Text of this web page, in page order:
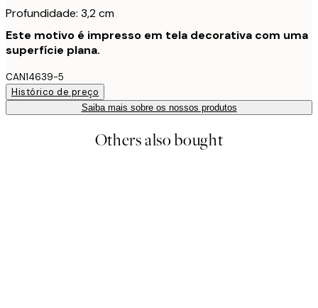
Profundidade: 3,2 cm
Este motivo é impresso em tela decorativa com uma
superfície plana.
CAN14639-5
Histórico de preço
Saiba mais sobre os nossos produtos
Others also bought